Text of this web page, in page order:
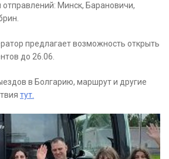
Минск, Барановичи,
предлагает возможность открыть
до 26.06.
в Болгарию, маршрут и другие
тут.